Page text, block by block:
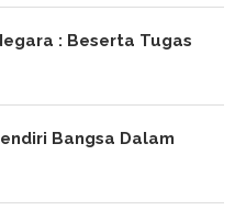
: Beserta Tugas
Bangsa Dalam